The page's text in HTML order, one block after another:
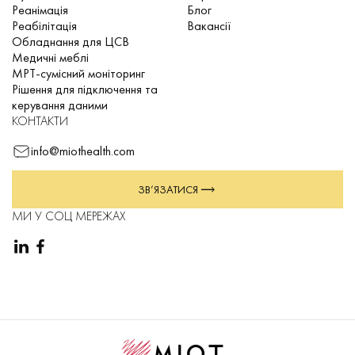
Крім того, MIOT сертифікована за міжнародним
стандартом ISO 13485, що підтверджує
відповідність нашої системи менеджменту якості
вимогам виробництва та розповсюдження
медичного обладнання.
Реанімація
Реабілітація
Обладнання для ЦСВ
Медичні меблі
МРТ-сумісний моніторинг
Рішення для підключення та
керування даними
Блог
Вакансії
КОНТАКТИ
info@miothealth.com
ЗВ’ЯЗАТИСЯ
МИ У СОЦ МЕРЕЖАХ